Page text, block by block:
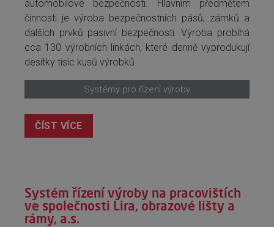
automobilové bezpečnosti. Hlavním předmětem
činnosti je výroba bezpečnostních pásů, zámků a
dalších prvků pasivní bezpečnosti. Výroba probíhá
cca 130 výrobních linkách, které denně vyprodukují
desítky tisíc kusů výrobků.
Systémy pro řízení výroby
ČÍST VÍCE
Systém řízení výroby na pracovištích
ve společnosti Lira, obrazové lišty a
rámy, a.s.